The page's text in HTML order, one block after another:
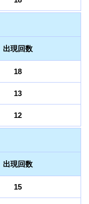
出現回数
18
13
12
出現回数
15